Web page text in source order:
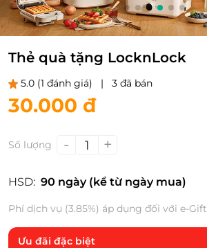
Thẻ quà tặng LocknLock
5.0 (1 đánh giá) | 3 đã bán
30.000 đ
Số lượng - 1 +
HSD: 90 ngày (kể từ ngày mua)
Phí dịch vụ (3.85%) áp dụng đối với e-Gift
Ưu đãi đặc biệt